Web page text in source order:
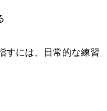
すには、日常的な練習